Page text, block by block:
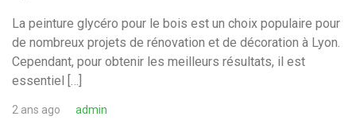
La peinture glycéro pour le bois est un choix populaire pour
de nombreux projets de rénovation et de décoration à Lyon.
Cependant, pour obtenir les meilleurs résultats, il est
essentiel […]
2 ans ago admin